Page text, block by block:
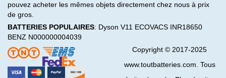
pouvez acheter les mêmes objets directement chez nous à prix
de gros.
BATTERIES POPULAIRES: Dyson V11 ECOVACS INR18650
BENZ N000000004039
Copyright © 2017-2025
www.toutbatteries.com. Tous